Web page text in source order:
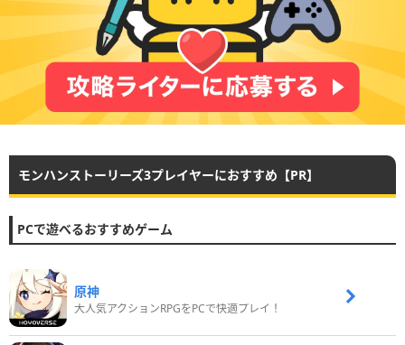
モンハンストーリーズ3プレイヤーにおすすめ【PR】
PCで遊べるおすすめゲーム
原神
大人気アクションRPGをPCで快適プレイ！